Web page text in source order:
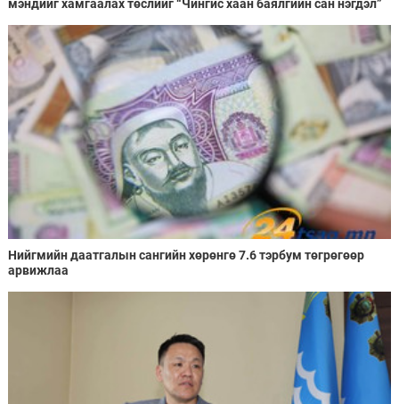
мэндийг хамгаалах төслийг “Чингис хаан баялгийн сан нэгдэл”
Нийгмийн даатгалын сангийн хөрөнгө 7.6 тэрбум төгрөгөөр
арвижлаа